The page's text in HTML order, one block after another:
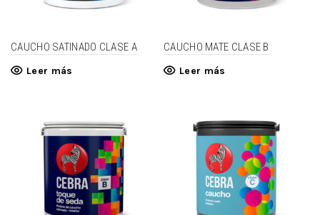
CAUCHO SATINADO CLASE A
Leer más
CAUCHO MATE CLASE B
Leer más